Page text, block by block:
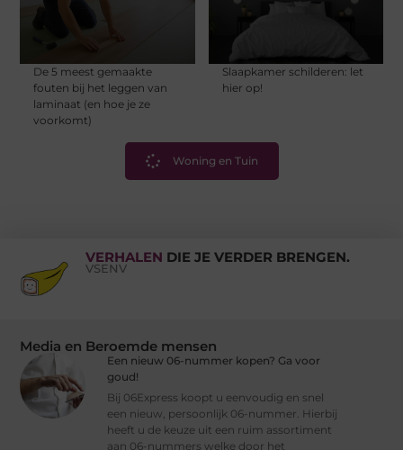
De 5 meest gemaakte
fouten bij het leggen van
laminaat (en hoe je ze
voorkomt)
Slaapkamer schilderen: let
hier op!
Woning en Tuin
VERHALEN DIE JE VERDER BRENGEN.
VSENV
Media en Beroemde mensen
Een nieuw 06-nummer kopen? Ga voor
goud!
Bij 06Express koopt u eenvoudig en snel
een nieuw, persoonlijk 06-nummer. Hierbij
heeft u de keuze uit een ruim assortiment
aan 06-nummers welke door het